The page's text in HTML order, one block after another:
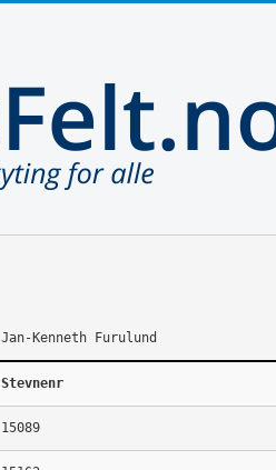
Jan-Kenneth Furulund
Stevnenr
15089